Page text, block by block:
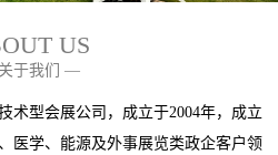
US
于我们 —
术型会展公司，成立于2004年，成立
医学、能源及外事展览类政企客户领